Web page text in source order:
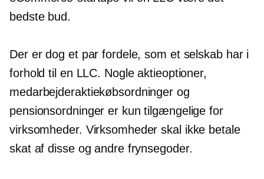
bedste bud.
Der er dog et par fordele, som et selskab har i
forhold til en LLC. Nogle aktieoptioner,
medarbejderaktiekøbsordninger og
pensionsordninger er kun tilgængelige for
virksomheder. Virksomheder skal ikke betale
skat af disse og andre frynsegoder.